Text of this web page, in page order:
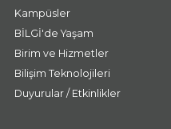
Kampüsler
BİLGİ'de Yaşam
Birim ve Hizmetler
Bilişim Teknolojileri
Duyurular / Etkinlikler